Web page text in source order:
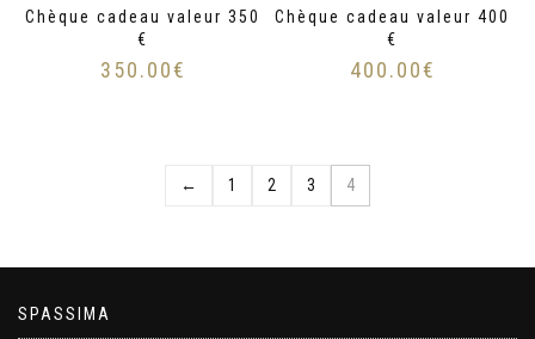
Chèque cadeau valeur 350
€
350.00€
Chèque cadeau valeur 400
€
400.00€
← 1 2 3 4
SPASSIMA